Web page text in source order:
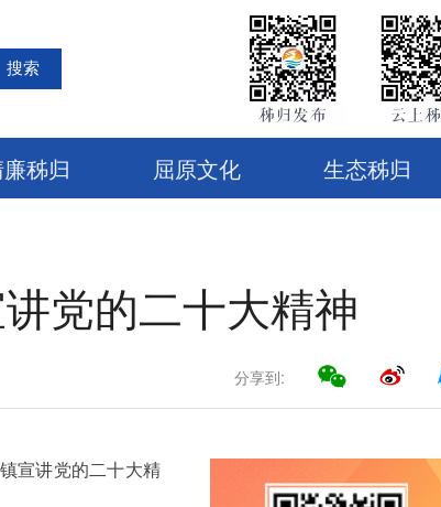
搜索
秭归 屈原文化 生态秭归
党的二十大精神
分享到:
宣讲党的二十大精